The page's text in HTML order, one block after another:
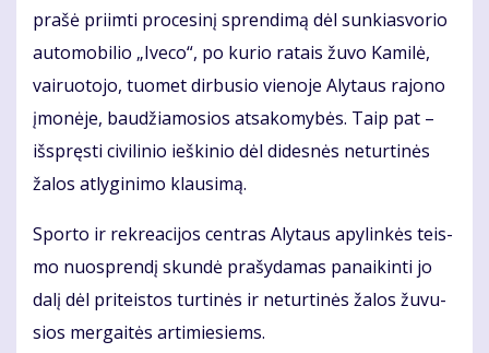
pra­šė pri­im­ti pro­ce­si­nį spren­di­mą dėl sun­kias­vo­rio
au­to­mo­bi­lio „Ive­co“, po ku­rio ra­tais žu­vo Ka­mi­lė,
vai­ruo­to­jo, tuo­met dir­bu­sio vie­no­je Aly­taus ra­jo­no
įmo­nė­je, bau­džia­mo­sios at­sa­ko­my­bės. Taip pat –
iš­spręs­ti ci­vi­li­nio ieš­ki­nio dėl di­des­nės ne­tur­ti­nės
ža­los at­ly­gi­ni­mo klau­si­mą.
Spor­to ir rek­re­a­ci­jos cen­tras Aly­taus apy­lin­kės teis­
mo nuosp­ren­dį skun­dė pra­šy­da­mas pa­nai­kin­ti jo
da­lį dėl pri­teis­tos tur­ti­nės ir ne­tur­ti­nės ža­los žu­vu­
sios mer­gai­tės ar­ti­mie­siems.